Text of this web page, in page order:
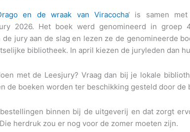
en de wraak van Viracocha‘ is samen
2026. Het boek werd genomineerd in groep
jury aan de slag en lezen ze de genomineerde
bibliotheek. In april kiezen de juryleden dan
met de Leesjury? Vraag dan bij je lokale
de boeken worden ter beschikking gesteld door de
binnen bij de uitgeverij en dat zorgt
herdruk zou er nog voor de zomer moeten zijn.